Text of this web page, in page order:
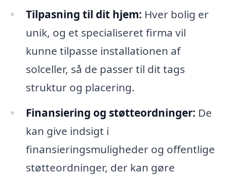
Tilpasning til dit hjem: Hver bolig er
unik, og et specialiseret firma vil
kunne tilpasse installationen af
solceller, så de passer til dit tags
struktur og placering.
Finansiering og støtteordninger: De
kan give indsigt i
finansieringsmuligheder og offentlige
støtteordninger, der kan gøre